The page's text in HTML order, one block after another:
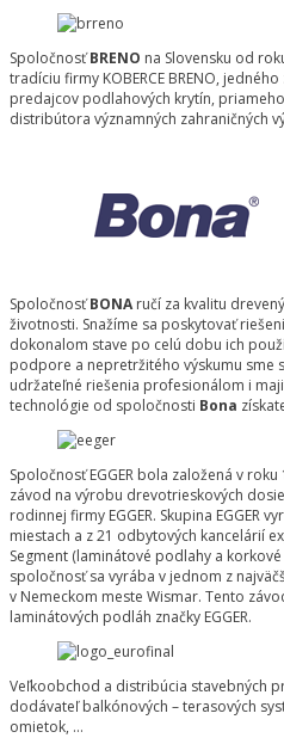
SpoločnosťBRENO na Slovensku od
tradíciu firmy KOBERCE BRENO,
predajcov podlahových krytín,
distribútora významných zahraničných
SpoločnosťBONA ručí za kvalitu
životnosti. Snažíme sa poskytovať
dokonalom stave po celú dobu ich
podpore a nepretržitého výskumu sme
udržateľné riešenia profesionálom i
technológie od spoločnosti Bona
Spoločnosť EGGER bola založená v
závod na výrobu drevotrieskových
rodinnej firmy EGGER. Skupina EGGER
miestach a z 21 odbytových kancelárií
Segment (laminátové podlahy a
spoločnosť sa vyrába v jednom z
v Nemeckom meste Wismar. Tento
laminátových podláh značky EGGER.
Veľkoobchod a distribúcia stavebných
dodávateľ balkónových – terasových
omietok, …